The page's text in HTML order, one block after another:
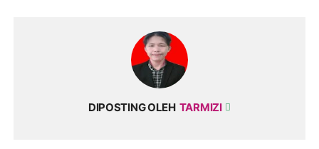
DIPOSTING OLEH TARMIZI